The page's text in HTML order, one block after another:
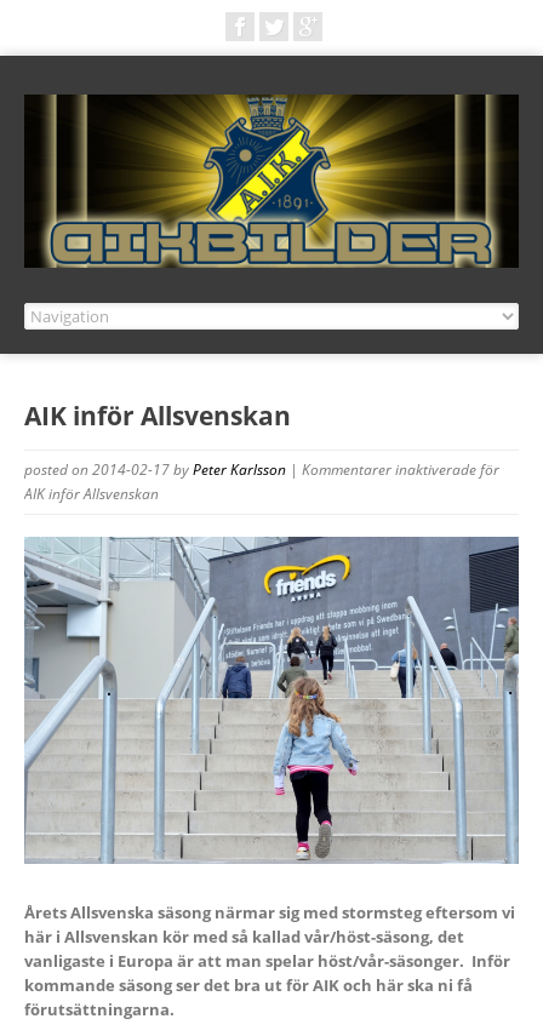
AIK inför Allsvenskan
posted on 2014-02-17byPeter Karlsson | Kommentarer inaktiveradeför
AIK inför Allsvenskan
Årets Allsvenska säsong närmar sig med stormsteg eftersom vi
här i Allsvenskan kör med så kallad vår/höst-säsong, det
vanligaste i Europa är att man spelar höst/vår-säsonger. Inför
kommande säsong ser det bra ut för AIK och här ska ni få
förutsättningarna.